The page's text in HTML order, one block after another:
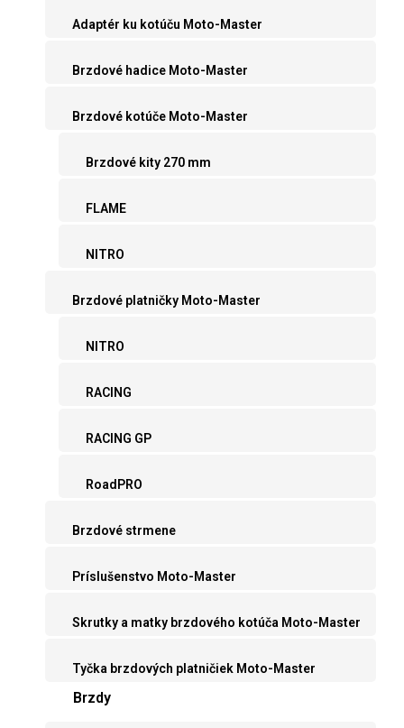
Adaptér ku kotúču Moto-Master
Brzdové hadice Moto-Master
Brzdové kotúče Moto-Master
Brzdové kity 270 mm
FLAME
NITRO
Brzdové platničky Moto-Master
NITRO
RACING
RACING GP
RoadPRO
Brzdové strmene
Príslušenstvo Moto-Master
Skrutky a matky brzdového kotúča Moto-Master
Tyčka brzdových platničiek Moto-Master
Brzdy